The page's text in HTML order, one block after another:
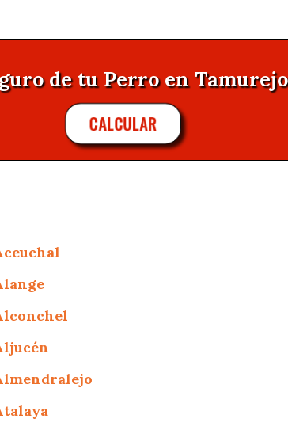
de tu Perro en
CALCULAR